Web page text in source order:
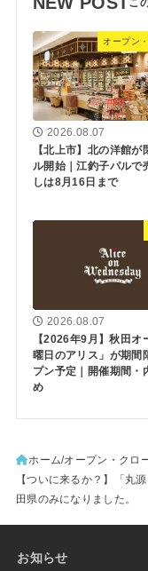
オープン
2026.08.07
【北上市】北の洋館が
ル開始｜江釣子パルで
しは8月16日まで
2026.08.07
【2026年9月】秋田オ
曜日のアリス」が期間
プン予定｜開催期間・
め
ホーム オープン・クロ
【ついに来るか？】「丸
田県のみになりました。
お知らせ